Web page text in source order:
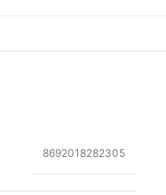
8692018282305